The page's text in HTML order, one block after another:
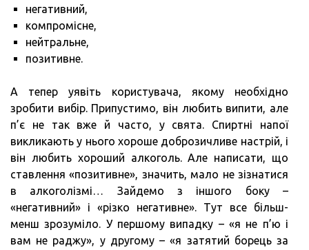
негативний,
компромісне,
нейтральне,
позитивне.
А тепер уявіть користувача, якому необхідно
зробити вибір. Припустимо, він любить випити, але
п’є не так вже й часто, у свята. Спиртні напої
викликають у нього хороше доброзичливе настрій, і
він любить хороший алкоголь. Але написати, що
ставлення «позитивне», значить, мало не зізнатися
в алкоголізмі… Зайдемо з іншого боку –
«негативний» і «різко негативне». Тут все більш-
менш зрозуміло. У першому випадку – «я не п’ю і
вам не раджу», у другому – «я затятий борець за